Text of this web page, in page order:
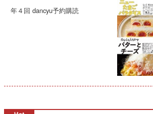
年４回 dancyu予約購読